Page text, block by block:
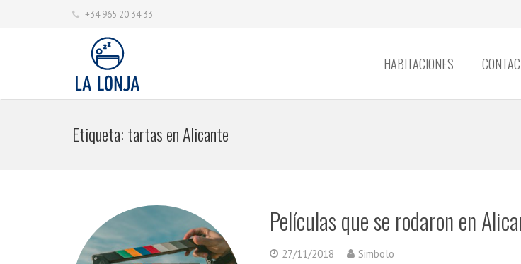
+34 965 20 34 33
HABITACIONES
Etiqueta:tartas en Alicante
Películas que se rodaron en
27/11/2018
Simbolo